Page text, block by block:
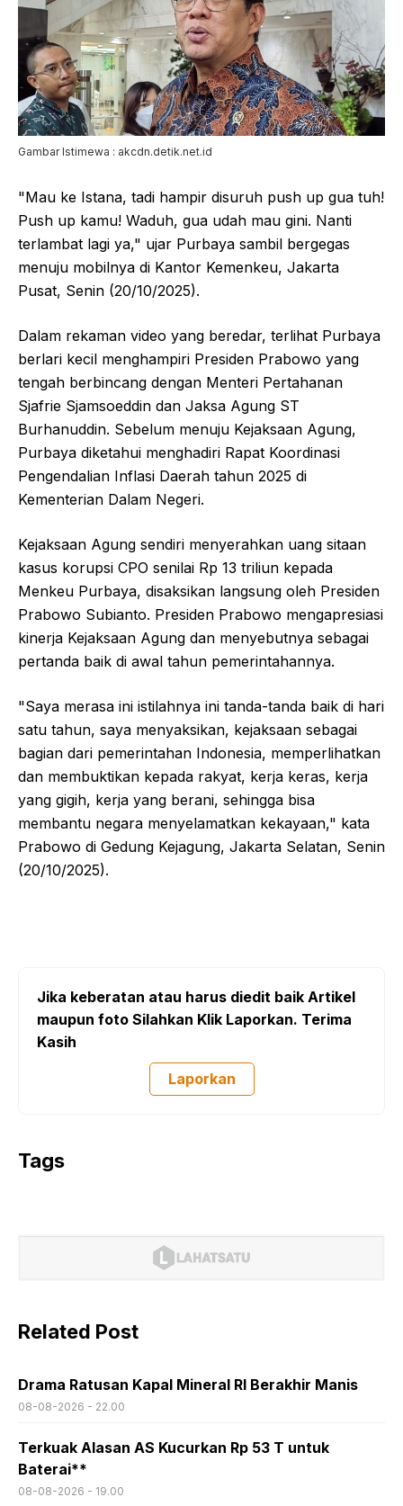
Gambar Istimewa : akcdn.detik.net.id
"Mau ke Istana, tadi hampir disuruh push up gua tuh!
Push up kamu! Waduh, gua udah mau gini. Nanti
terlambat lagi ya," ujar Purbaya sambil bergegas
menuju mobilnya di Kantor Kemenkeu, Jakarta
Pusat, Senin (20/10/2025).
Dalam rekaman video yang beredar, terlihat Purbaya
berlari kecil menghampiri Presiden Prabowo yang
tengah berbincang dengan Menteri Pertahanan
Sjafrie Sjamsoeddin dan Jaksa Agung ST
Burhanuddin. Sebelum menuju Kejaksaan Agung,
Purbaya diketahui menghadiri Rapat Koordinasi
Pengendalian Inflasi Daerah tahun 2025 di
Kementerian Dalam Negeri.
Kejaksaan Agung sendiri menyerahkan uang sitaan
kasus korupsi CPO senilai Rp 13 triliun kepada
Menkeu Purbaya, disaksikan langsung oleh Presiden
Prabowo Subianto. Presiden Prabowo mengapresiasi
kinerja Kejaksaan Agung dan menyebutnya sebagai
pertanda baik di awal tahun pemerintahannya.
"Saya merasa ini istilahnya ini tanda-tanda baik di hari
satu tahun, saya menyaksikan, kejaksaan sebagai
bagian dari pemerintahan Indonesia, memperlihatkan
dan membuktikan kepada rakyat, kerja keras, kerja
yang gigih, kerja yang berani, sehingga bisa
membantu negara menyelamatkan kekayaan," kata
Prabowo di Gedung Kejagung, Jakarta Selatan, Senin
(20/10/2025).
Jika keberatan atau harus diedit baik Artikel
maupun foto Silahkan Klik Laporkan. Terima
Kasih
Laporkan
Tags
Related Post
Drama Ratusan Kapal Mineral RI Berakhir Manis
08-08-2026 - 22.00
Terkuak Alasan AS Kucurkan Rp 53 T untuk
Baterai**
08-08-2026 - 19.00